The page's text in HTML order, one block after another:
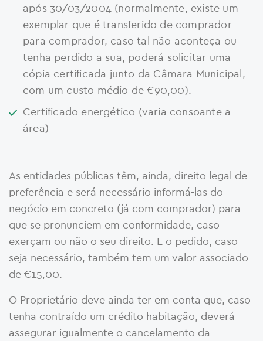
após 30/03/2004 (normalmente, existe um
exemplar que é transferido de comprador
para comprador, caso tal não aconteça ou
tenha perdido a sua, poderá solicitar uma
cópia certificada junto da Câmara Municipal,
com um custo médio de €90,00).
Certificado energético (varia consoante a
área)
As entidades públicas têm, ainda, direito legal de
preferência e será necessário informá-las do
negócio em concreto (já com comprador) para
que se pronunciem em conformidade, caso
exerçam ou não o seu direito. E o pedido, caso
seja necessário, também tem um valor associado
de €15,00.
O Proprietário deve ainda ter em conta que, caso
tenha contraído um crédito habitação, deverá
assegurar igualmente o cancelamento da